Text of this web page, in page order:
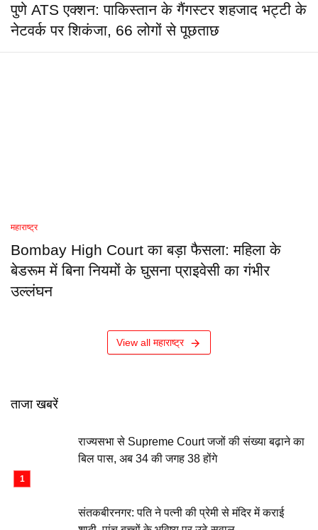
पुणे ATS एक्शन: पाकिस्तान के गैंगस्टर शहजाद भट्टी के
नेटवर्क पर शिकंजा, 66 लोगों से पूछताछ
महाराष्ट्र
Bombay High Court का बड़ा फैसला: महिला के
बेडरूम में बिना नियमों के घुसना प्राइवेसी का गंभीर
उल्लंघन
View all महाराष्ट्र
ताजा खबरें
राज्यसभा से Supreme Court जजों की संख्या बढ़ाने का
बिल पास, अब 34 की जगह 38 होंगे
संतकबीरनगर: पति ने पत्नी की प्रेमी से मंदिर में कराई